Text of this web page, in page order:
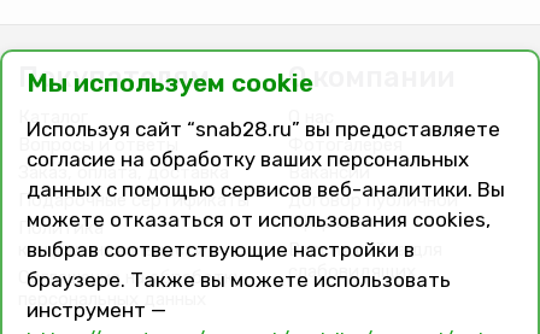
Покупателям
Каталог
Вопросы и ответы
Заказ, оплата, доставка
Подарочные сертификаты
Политика
конфиденциальности
Соглашение на обработку
О компании
О нас
Фотогалерея
Вакансии
Договор публичной
оферты
Версия сайта для
слабовидящих
Мы используем cookie
Используя сайт “snab28.ru” вы предоставляете
согласие на обработку ваших персональных
данных с помощью сервисов веб-аналитики. Вы
можете отказаться от использования cookies,
выбрав соответствующие настройки в
браузере. Также вы можете использовать
инструмент —